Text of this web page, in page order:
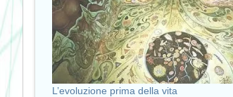
L’evoluzione prima della vita